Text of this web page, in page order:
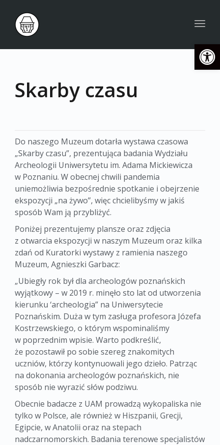
Skarby czasu
Do naszego Muzeum dotarła wystawa czasowa
„Skarby czasu”, prezentująca badania Wydziału
Archeologii Uniwersytetu im. Adama Mickiewicza
w Poznaniu. W obecnej chwili pandemia
uniemożliwia bezpośrednie spotkanie i obejrzenie
ekspozycji „na żywo”, więc chcielibyśmy w jakiś
sposób Wam ją przybliżyć.
Poniżej prezentujemy plansze oraz zdjęcia
z otwarcia ekspozycji w naszym Muzeum oraz kilka
zdań od Kuratorki wystawy z ramienia naszego
Muzeum, Agnieszki Garbacz:
„Ubiegły rok był dla archeologów poznańskich
wyjątkowy – w 2019 r. minęło sto lat od utworzenia
kierunku ‘archeologia” na Uniwersytecie
Poznańskim. Duża w tym zasługa profesora Józefa
Kostrzewskiego, o którym wspominaliśmy
w poprzednim wpisie. Warto podkreślić,
że pozostawił po sobie szereg znakomitych
uczniów, którzy kontynuowali jego dzieło. Patrząc
na dokonania archeologów poznańskich, nie
sposób nie wyrazić słów podziwu.
Obecnie badacze z UAM prowadzą wykopaliska nie
tylko w Polsce, ale również w Hiszpanii, Grecji,
Egipcie, w Anatolii oraz na stepach
nadczarnomorskich. Badania terenowe specjalistów